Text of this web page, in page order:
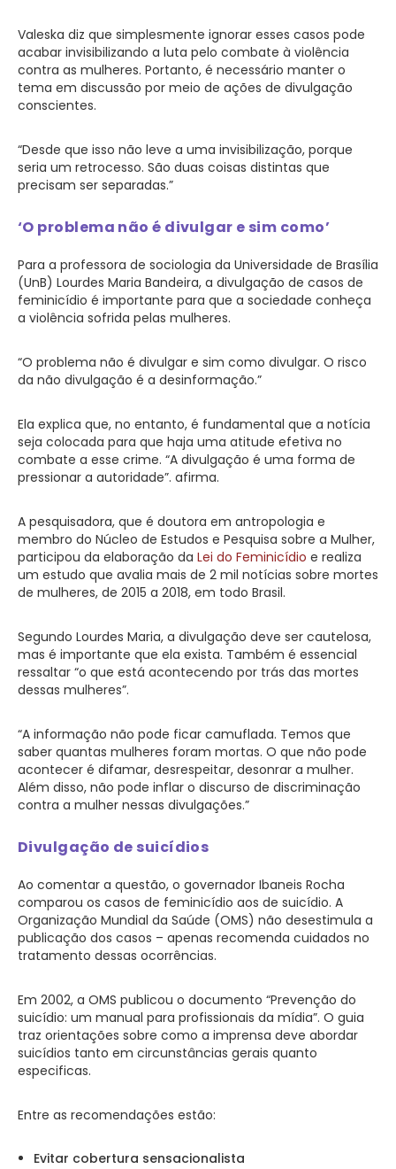
Valeska diz que simplesmente ignorar esses casos pode
acabar invisibilizando a luta pelo combate à violência
contra as mulheres. Portanto, é necessário manter o
tema em discussão por meio de ações de divulgação
conscientes.
“Desde que isso não leve a uma invisibilização, porque
seria um retrocesso. São duas coisas distintas que
precisam ser separadas.”
‘O problema não é divulgar e sim como’
Para a professora de sociologia da Universidade de Brasília
(UnB) Lourdes Maria Bandeira, a divulgação de casos de
feminicídio é importante para que a sociedade conheça
a violência sofrida pelas mulheres.
“O problema não é divulgar e sim como divulgar. O risco
da não divulgação é a desinformação.”
Ela explica que, no entanto, é fundamental que a notícia
seja colocada para que haja uma atitude efetiva no
combate a esse crime. “A divulgação é uma forma de
pressionar a autoridade”. afirma.
A pesquisadora, que é doutora em antropologia e
membro do Núcleo de Estudos e Pesquisa sobre a Mulher,
participou da elaboração da Lei do Feminicídio e realiza
um estudo que avalia mais de 2 mil notícias sobre mortes
de mulheres, de 2015 a 2018, em todo Brasil.
Segundo Lourdes Maria, a divulgação deve ser cautelosa,
mas é importante que ela exista. Também é essencial
ressaltar “o que está acontecendo por trás das mortes
dessas mulheres”.
“A informação não pode ficar camuflada. Temos que
saber quantas mulheres foram mortas. O que não pode
acontecer é difamar, desrespeitar, desonrar a mulher.
Além disso, não pode inflar o discurso de discriminação
contra a mulher nessas divulgações.”
Divulgação de suicídios
Ao comentar a questão, o governador Ibaneis Rocha
comparou os casos de feminicídio aos de suicídio. A
Organização Mundial da Saúde (OMS) não desestimula a
publicação dos casos – apenas recomenda cuidados no
tratamento dessas ocorrências.
Em 2002, a OMS publicou o documento “Prevenção do
suicídio: um manual para profissionais da mídia”. O guia
traz orientações sobre como a imprensa deve abordar
suicídios tanto em circunstâncias gerais quanto
especificas.
Entre as recomendações estão:
Evitar cobertura sensacionalista